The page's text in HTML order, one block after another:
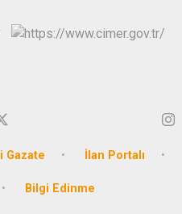
Gazate İlan Portalı
Bilgi Edinme